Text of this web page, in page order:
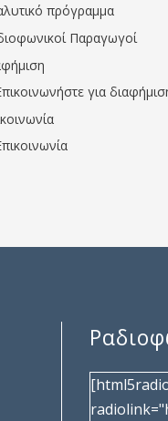
πρόγραμμα
Παραγωγοί
για